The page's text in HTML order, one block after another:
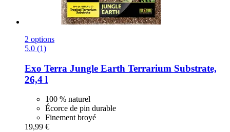
2 options
5.0 (1)
Exo Terra Jungle Earth Terrarium Substrate,
26,4 l
100 % naturel
Écorce de pin durable
Finement broyé
19,99 €